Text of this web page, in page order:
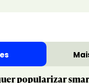
popularizar